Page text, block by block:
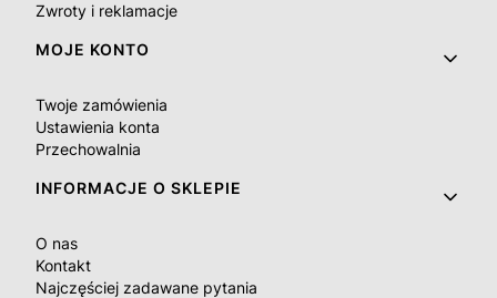
Zwroty i reklamacje
MOJE KONTO
Twoje zamówienia
Ustawienia konta
Przechowalnia
INFORMACJE O SKLEPIE
O nas
Kontakt
Najczęściej zadawane pytania